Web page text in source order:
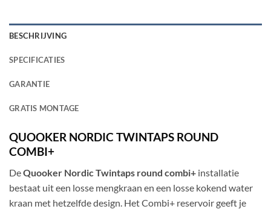
BESCHRIJVING
SPECIFICATIES
GARANTIE
GRATIS MONTAGE
QUOOKER NORDIC TWINTAPS ROUND
COMBI+
DeQuooker Nordic Twintaps round combi+ installatie
bestaat uit een losse mengkraan en een losse kokend water
kraan met hetzelfde design. Het Combi+ reservoir geeft je